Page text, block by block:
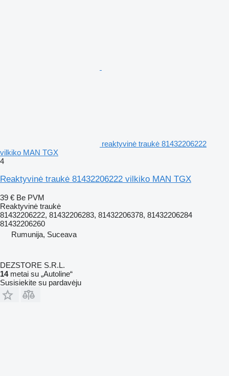
reaktyvinė traukė 81432206222
vilkiko MAN TGX
4
Reaktyvinė traukė 81432206222 vilkiko MAN TGX
39 € Be PVM
Reaktyvinė traukė
81432206222, 81432206283, 81432206378, 81432206284
81432206260
Rumunija, Suceava
DEZSTORE S.R.L.
14metai su „Autoline“
Susisiekite su pardavėju